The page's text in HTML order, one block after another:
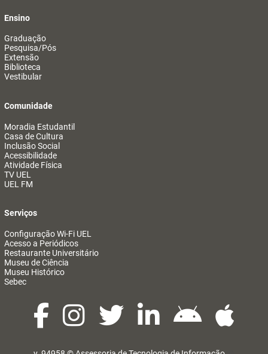
Ensino
Graduação
Pesquisa/Pós
Extensão
Biblioteca
Vestibular
Comunidade
Moradia Estudantil
Casa de Cultura
Inclusão Social
Acessibilidade
Atividade Física
TV UEL
UEL FM
Serviços
Configuração Wi-Fi UEL
Acesso a Periódicos
Restaurante Universitário
Museu de Ciência
Museu Histórico
Sebec